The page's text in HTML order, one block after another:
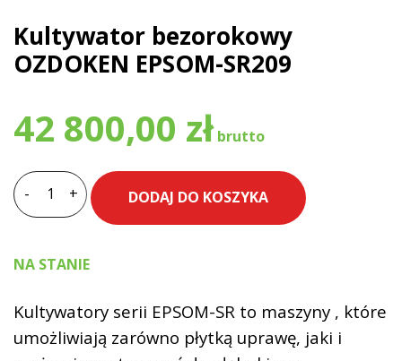
Kultywator bezorokowy
OZDOKEN EPSOM-SR209
42 800,00 zł
-
ilość
OZDOKEN
SR209
+ DODAJ DO KOSZYKA
NA STANIE
Kultywatory serii EPSOM-SR to maszyny , które
umożliwiają zarówno płytką uprawę, jaki i